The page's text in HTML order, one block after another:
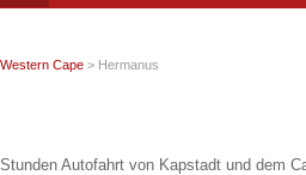
Western Cape > Hermanus
Autofahrt von Kapstadt und dem